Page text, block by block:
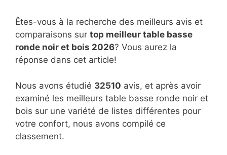
Êtes-vous à la recherche des meilleurs avis et
comparaisons sur top meilleur table basse
ronde noir et bois 2026? Vous aurez la
réponse dans cet article!
Nous avons étudié 32510 avis, et après avoir
examiné les meilleurs table basse ronde noir et
bois sur une variété de listes différentes pour
votre confort, nous avons compilé ce
classement.